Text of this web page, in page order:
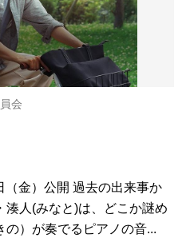
会
金）公開 過去の出来事か
湊人(みなと)は、どこか謎め
の）が奏でるピアノの音...